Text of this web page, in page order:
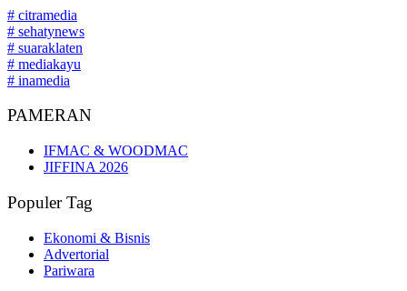
# citramedia
# sehatynews
# suaraklaten
# mediakayu
# inamedia
PAMERAN
IFMAC & WOODMAC
JIFFINA 2026
Populer Tag
Ekonomi & Bisnis
Advertorial
Pariwara